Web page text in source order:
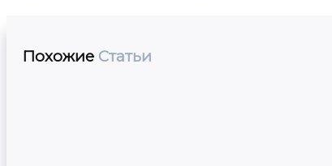
Похожие Статьи